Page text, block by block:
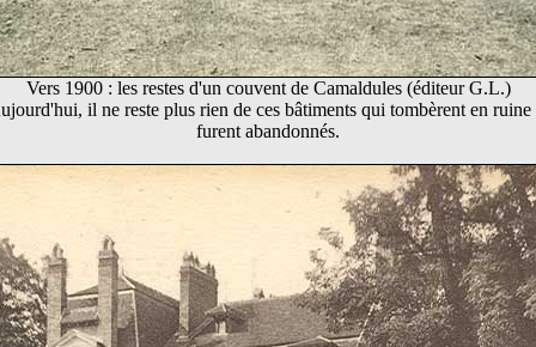
Vers 1900 : les restes d'un couvent de Camaldules (éditeur G.L.)
il ne reste plus rien de ces bâtiments qui tombèrent en ruine
furent abandonnés.